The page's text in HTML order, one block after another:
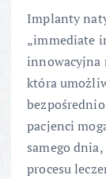
Implanty
„immediate
innowacyjna
która
pacjenci
samego
procesu